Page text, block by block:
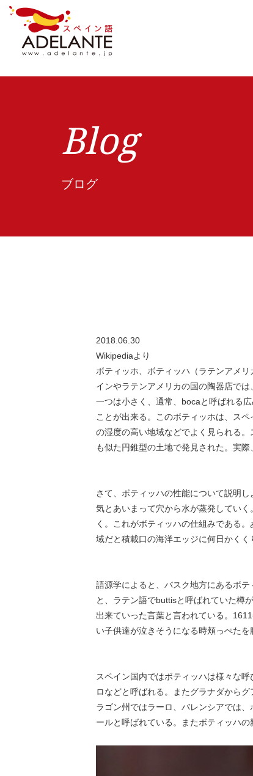
Blog
ブログ
2018.06.30
Wikipediaより
ボティッホ、ボティッハ（ラテンアメ
インやラテンアメリカの国の陶器店で
一つは小さく、通常、bocaと呼ばれる
ことが出来る。このボティッホは、ス
の湿度の高い地域などでよく見られる
も似た円錐型の土地で発見された。実
さて、ボティッハの性能について説明
気とあいまって穴から水が蒸発してい
く。これがボティッハの仕組みである
域だと積載口の海洋エッジに何日かく
語源学によると、バスク地方にあるボ
と、ラテン語でbuttisと呼ばれていた樽
出来ていった言葉と言われている。
い子供達が泣きそうになる時頬っぺた
スペイン国内ではボティッハは様々な
ロなどと呼ばれる。またグラナダから
ラゴン州ではラーロ、バレンシアでは
ールと呼ばれている。またボティッハ